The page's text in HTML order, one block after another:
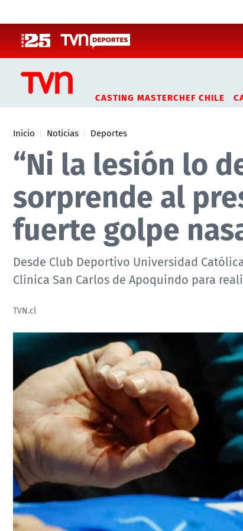
CASTING MASTERCHEF CHILE
Inicio Noticias Deportes
“Ni la lesión lo
sorprende al
fuerte golpe
Desde Club Deportivo Universidad
Clínica San Carlos de Apoquindo para
TVN.cl